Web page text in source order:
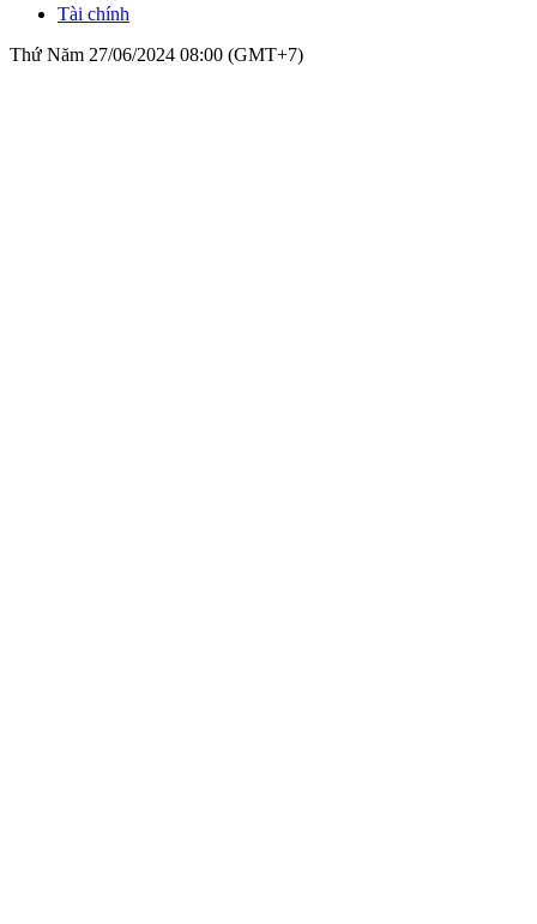
Tài chính
Thứ Năm 27/06/2024 08:00 (GMT+7)